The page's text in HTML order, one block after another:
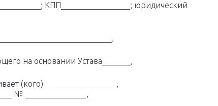
КПП_________________; юридический
на основании Устава_______,
(кого)__________________,
№ _______________,